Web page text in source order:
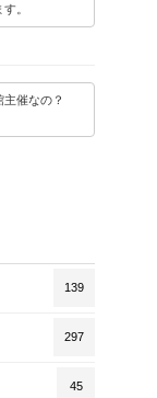
。
催なの？
139
297
45